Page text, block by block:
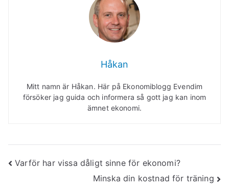
Håkan
Mitt namn är Håkan. Här på Ekonomiblogg Evendim
försöker jag guida och informera så gott jag kan inom
ämnet ekonomi.
Inläggsnavigering
Varför har vissa dåligt sinne för ekonomi?
Minska din kostnad för träning